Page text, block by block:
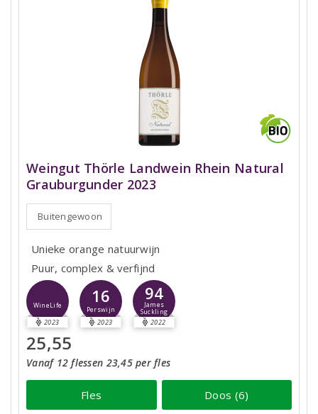
Weingut Thörle Landwein Rhein Natural
Grauburgunder 2023
Buitengewoon
Unieke orange natuurwijn
Puur, complex & verfijnd
WineLife
2023
16
Perswijn
2023
94
James
Suckling
2022
25,55
Vanaf 12 flessen 23,45 per fles
Fles Doos (6)